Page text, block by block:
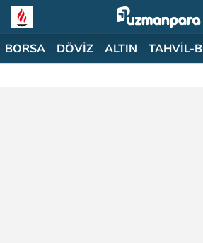
BORSA DÖVİZ ALTIN TAHVİL-